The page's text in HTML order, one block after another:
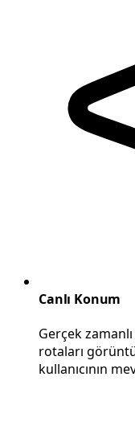
Canlı Konum
Gerçek
rotaları
kullanıcının